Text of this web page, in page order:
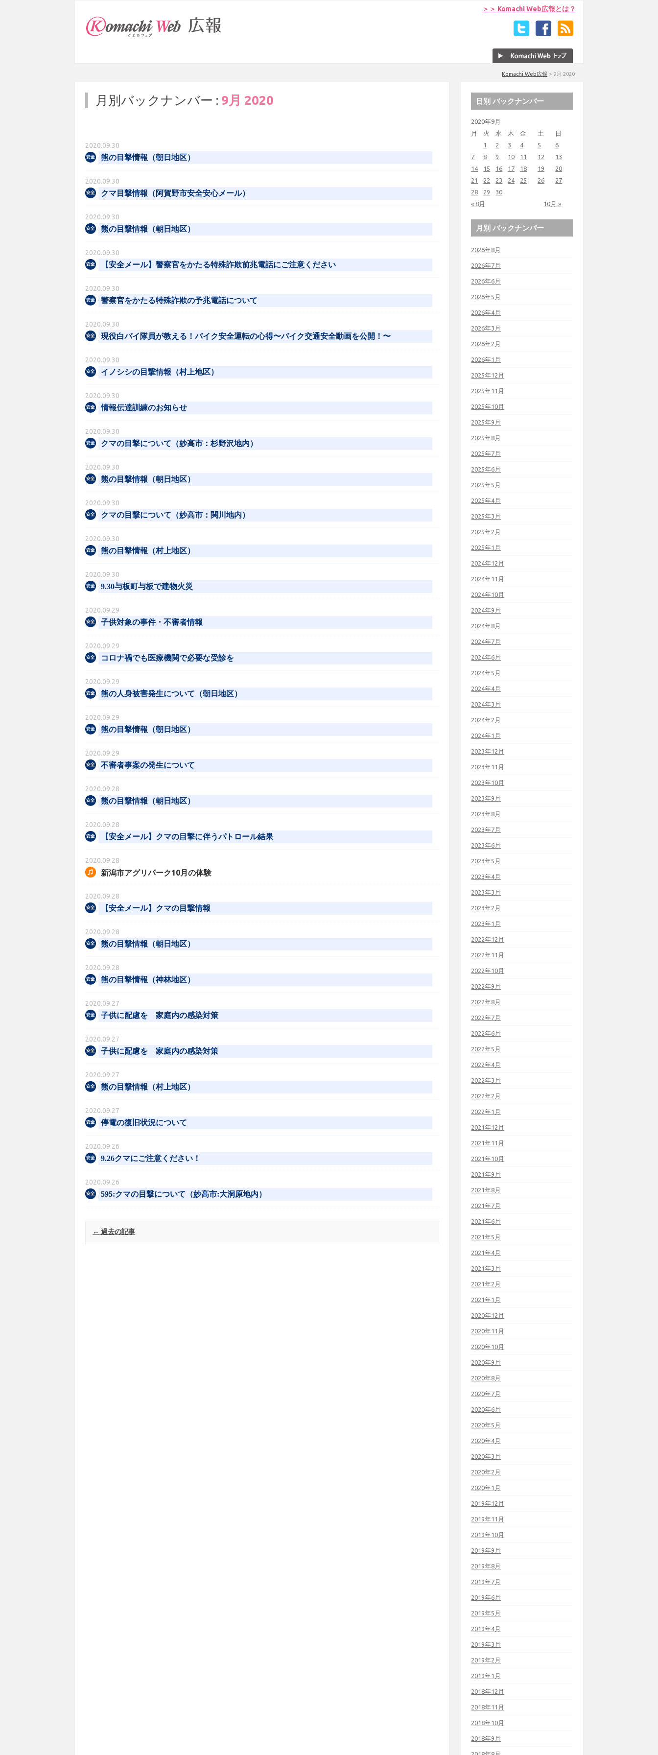
＞＞ Komachi Web広報とは？
Komachi Web広報 > 9月 2020
月別バックナンバー : 9月 2020
2020.09.30
熊の目撃情報（朝日地区）
2020.09.30
クマ目撃情報（阿賀野市安全安心メール）
2020.09.30
熊の目撃情報（朝日地区）
2020.09.30
【安全メール】警察官をかたる特殊詐欺前兆電話にご注意ください
2020.09.30
警察官をかたる特殊詐欺の予兆電話について
2020.09.30
現役白バイ隊員が教える！バイク安全運転の心得〜バイク交通安全動画を公開！〜
2020.09.30
イノシシの目撃情報（村上地区）
2020.09.30
情報伝達訓練のお知らせ
2020.09.30
クマの目撃について（妙高市：杉野沢地内）
2020.09.30
熊の目撃情報（朝日地区）
2020.09.30
クマの目撃について（妙高市：関川地内）
2020.09.30
熊の目撃情報（村上地区）
2020.09.30
9.30与板町与板で建物火災
2020.09.29
子供対象の事件・不審者情報
2020.09.29
コロナ禍でも医療機関で必要な受診を
2020.09.29
熊の人身被害発生について（朝日地区）
2020.09.29
熊の目撃情報（朝日地区）
2020.09.29
不審者事案の発生について
2020.09.28
熊の目撃情報（朝日地区）
2020.09.28
【安全メール】クマの目撃に伴うパトロール結果
2020.09.28
新潟市アグリパーク10月の体験
2020.09.28
【安全メール】クマの目撃情報
2020.09.28
熊の目撃情報（朝日地区）
2020.09.28
熊の目撃情報（神林地区）
2020.09.27
子供に配慮を 家庭内の感染対策
2020.09.27
子供に配慮を 家庭内の感染対策
2020.09.27
熊の目撃情報（村上地区）
2020.09.27
停電の復旧状況について
2020.09.26
9.26クマにご注意ください！
2020.09.26
595:クマの目撃について（妙高市:大洞原地内）
Post navigation
← 過去の記事
日別 バックナンバー
2020年9月
月
火 水 木 金 土 日
« 8月 10月 »
1 2 3 4 5
6
7
8 9 10 11 12
13
14
15 16 17 18 19
20
21
22 23 24 25 26
27
28
29 30
月別 バックナンバー
2026年8月
2026年7月
2026年6月
2026年5月
2026年4月
2026年3月
2026年2月
2026年1月
2025年12月
2025年11月
2025年10月
2025年9月
2025年8月
2025年7月
2025年6月
2025年5月
2025年4月
2025年3月
2025年2月
2025年1月
2024年12月
2024年11月
2024年10月
2024年9月
2024年8月
2024年7月
2024年6月
2024年5月
2024年4月
2024年3月
2024年2月
2024年1月
2023年12月
2023年11月
2023年10月
2023年9月
2023年8月
2023年7月
2023年6月
2023年5月
2023年4月
2023年3月
2023年2月
2023年1月
2022年12月
2022年11月
2022年10月
2022年9月
2022年8月
2022年7月
2022年6月
2022年5月
2022年4月
2022年3月
2022年2月
2022年1月
2021年12月
2021年11月
2021年10月
2021年9月
2021年8月
2021年7月
2021年6月
2021年5月
2021年4月
2021年3月
2021年2月
2021年1月
2020年12月
2020年11月
2020年10月
2020年9月
2020年8月
2020年7月
2020年6月
2020年5月
2020年4月
2020年3月
2020年2月
2020年1月
2019年12月
2019年11月
2019年10月
2019年9月
2019年8月
2019年7月
2019年6月
2019年5月
2019年4月
2019年3月
2019年2月
2019年1月
2018年12月
2018年11月
2018年10月
2018年9月